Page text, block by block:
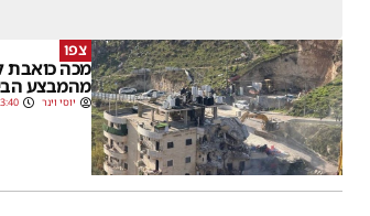
צפו
מכה כואבת
מהמבצע
יוסי וינר